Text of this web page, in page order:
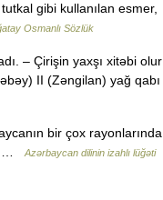
gibi kullanılan esmer,
Osmanlı Sözlük
– Çirişin yaxşı xitəbi olur
II (Zəngilan) yağ qabı
bir çox rayonlarında
…
Azərbaycan dilinin izahlı lüğəti